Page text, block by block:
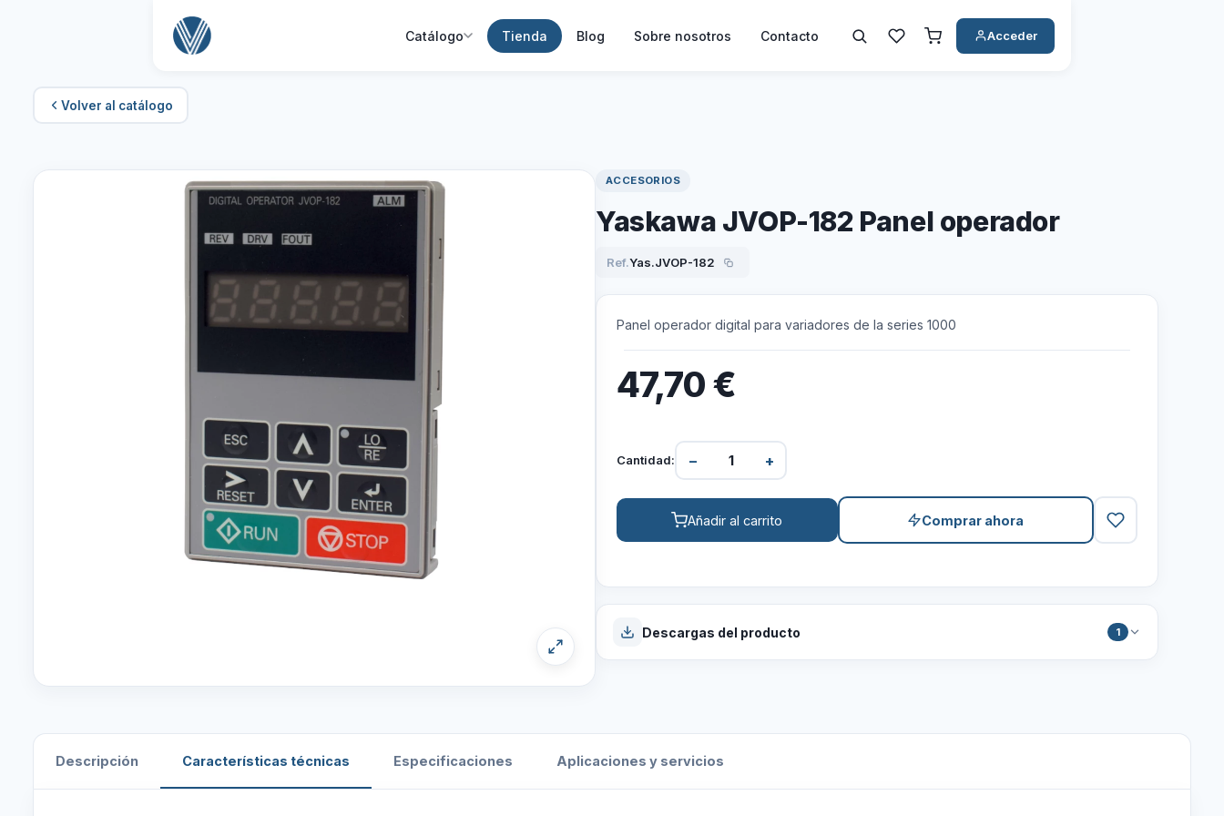
Catálogo Tienda Blog Sobre nosotros Contacto Acceder
Volver al catálogo
ACCESORIOS
Yaskawa JVOP-182 Panel operador
Ref.Yas.JVOP-182
Panel operador digital para variadores de la series 1000
47,70€
Cantidad: − +
Añadir al carrito Comprar ahora
Descargas del producto 1
Descripción Características técnicas Especificaciones Aplicaciones y servicios